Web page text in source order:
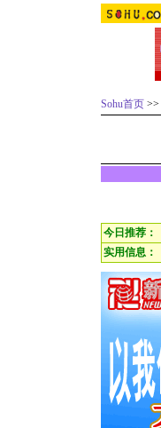
Sohu首页 >>
今日推荐：
实用信息：